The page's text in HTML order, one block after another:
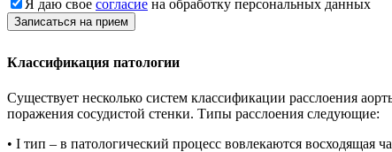
Я даю свое согласие на обработку персональных данных
Записаться на прием
Классификация патологии
Существует несколько систем классификации расслоения
поражения сосудистой стенки. Типы расслоения следующие:
• I тип – в патологический процесс вовлекаются восходящая